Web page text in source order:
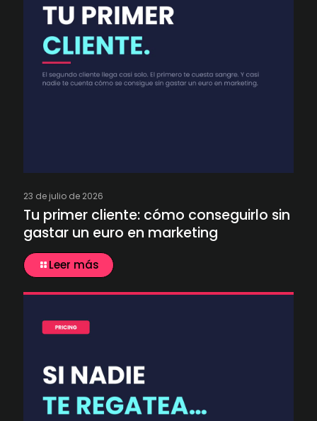
23 de julio de 2026
Tu primer cliente: cómo conseguirlo sin
gastar un euro en marketing
Leer más